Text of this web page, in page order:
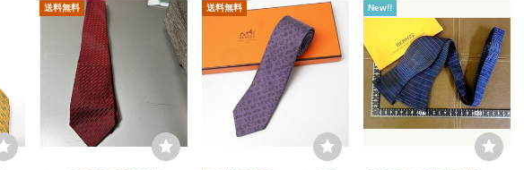
送料無料 送料無料 New!!